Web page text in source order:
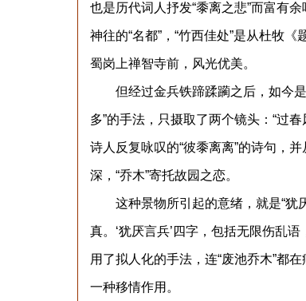
也是历代词人抒发“黍离之悲”而富有
神往的“名都”，“竹西佳处”是从杜牧
蜀岗上禅智寺前，风光优美。
但经过金兵铁蹄蹂躏之后，如今是
多”的手法，只摄取了两个镜头：“过
诗人反复咏叹的“彼黍离离”的诗句，
深，“乔木”寄托故园之恋。
这种景物所引起的意绪，就是“犹厌
真。‘犹厌言兵’四字，包括无限伤乱
用了拟人化的手法，连“废池乔木”都
一种移情作用。